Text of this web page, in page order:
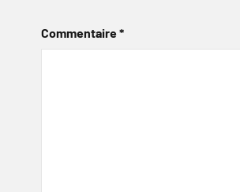
Commentaire*